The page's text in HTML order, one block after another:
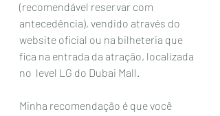
(recomendável reservar com
antecedência), vendido através do
website oficial ou na bilheteria que
fica na entrada da atração, localizada
no  level LG do Dubai Mall.
Minha recomendação é que você